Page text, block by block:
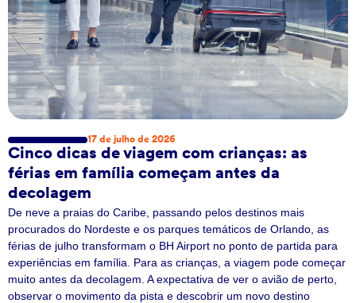
17 de julho de 2026
Cinco dicas de viagem com crianças: as
férias em família começam antes da
decolagem
De neve a praias do Caribe, passando pelos destinos mais
procurados do Nordeste e os parques temáticos de Orlando, as
férias de julho transformam o BH Airport no ponto de partida para
experiências em família. Para as crianças, a viagem pode começar
muito antes da decolagem. A expectativa de ver o avião de perto,
observar o movimento da pista e descobrir um novo destino